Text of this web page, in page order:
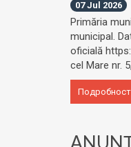
07 Jul 2026
Primăria
municipal.
oficială
cel Mare nr.